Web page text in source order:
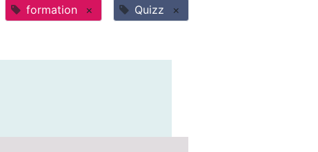
formation × Quizz ×